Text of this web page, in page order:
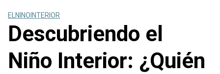
ELNINOINTERIOR
Descubriendo el
Niño Interior: ¿Quién